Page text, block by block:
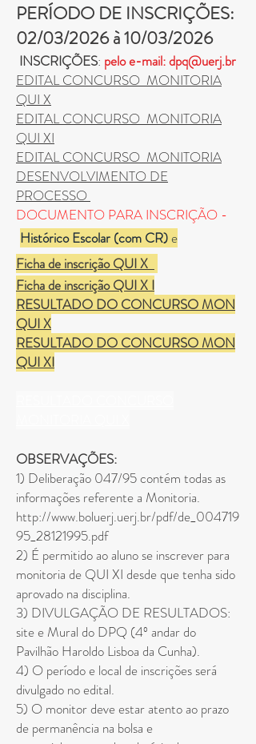
PERÍODO DE INSCRIÇÕES:
02/03/2026 à 10/03/2026
INSCRIÇÕES: pelo e-mail:dpq@uerj.br
EDITAL CONCURSO MONITORIA
QUI X
EDITAL CONCURSO MONITORIA
QUI XI
EDITAL CONCURSO MONITORIA
DESENVOLVIMENTO DE
PROCESSO
DOCUMENTO PARA INSCRIÇÃO -
Histórico Escolar (com CR)e
Ficha de inscrição QUI X
Ficha de inscrição QUI X I
RESULTADO DO CONCURSO MON
QUI X
RESULTADO DO CONCURSO MON
QUI XI
OBSERVAÇÕES:
1) Deliberação 047/95 contém todas as
informações referente a Monitoria.
http://www.boluerj.uerj.br/pdf/de_004719
95_28121995.pdf
2) É permitido ao aluno se inscrever para
monitoria de QUI XI desde que tenha sido
aprovado na disciplina.
3) DIVULGAÇÃO DE RESULTADOS:
site e Mural do DPQ (4º andar do
Pavilhão Haroldo Lisboa da Cunha).
4) O período e local de inscrições será
divulgado no edital.
5) O monitor deve estar atento ao prazo
de permanência na bolsa e